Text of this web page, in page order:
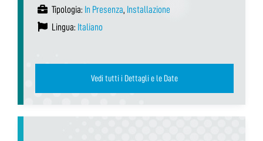
Tipologia: In Presenza, Installazione
Lingua: Italiano
Vedi tutti i Dettagli e le Date